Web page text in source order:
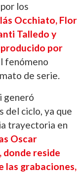
los
Occhiato, Flor
Talledo y
por
fenómeno
de serie.
generó
del ciclo, ya que
trayectoria en
Oscar
donde reside
las grabaciones,